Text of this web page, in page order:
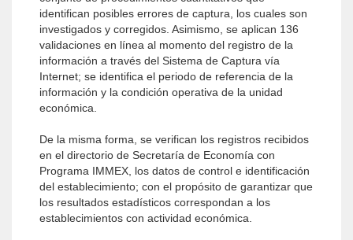
identifican posibles errores de captura, los cuales son
investigados y corregidos. Asimismo, se aplican 136
valida­ciones en línea al momento del registro de la
información a través del Sistema de Captura vía
Internet; se identifica el periodo de referencia de la
información y la condición operativa de la unidad
económica.
De la misma forma, se verifican los registros recibidos
en el directorio de Secretaría de Economía con
Programa IMMEX, los datos de control e identificación
del esta­blecimiento; con el propósito de garantizar que
los resultados estadísticos correspondan a los
establecimientos con actividad económica.